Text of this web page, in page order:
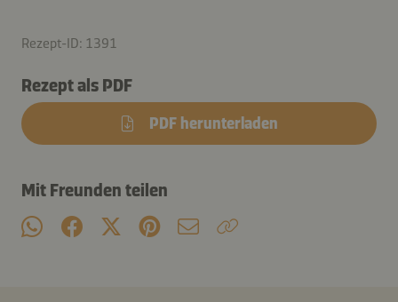
Rezept-ID: 1391
Rezept als PDF
PDF herunterladen
Mit Freunden teilen